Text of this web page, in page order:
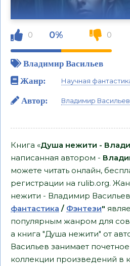
0 0% 0
Владимир Васильев
Жанр:
Научная
Автор: Владимир Васильев
Книга «Душа нежити -
написанная автором -
можете читать онлайн,
регистрации на rulib.org.
нежити - Владимир
фантастика / Фэнтези"
популярным жанром для
а книга "Душа нежити" от
Васильев занимает
коллекции произведений в